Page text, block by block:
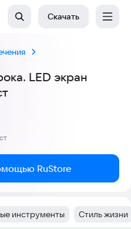
Скачать
LED экран
RuStore
инструменты Тег:
Стиль жизни